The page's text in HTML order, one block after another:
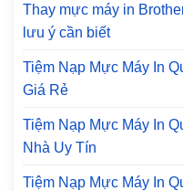
Thay mực máy in
lưu ý cần biết
Tiệm Nạp Mực Máy In
Giá Rẻ
Tiệm Nạp Mực Máy In
Nhà Uy Tín
Tiệm Nạp Mực Máy In